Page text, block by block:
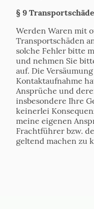
§ 9
Werden Waren mit
Transportschäden
solche Fehler bitte
und nehmen Sie
auf. Die
Kontaktaufnahme
Ansprüche und
insbesondere Ihre
keinerlei
meine eigenen
Frachtführer bzw.
geltend machen zu